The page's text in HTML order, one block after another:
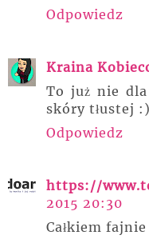
Odpowiedz
Kraina
To już nie
skóry tłustej :)
Odpowiedz
https://
2015 20:30
Całkiem